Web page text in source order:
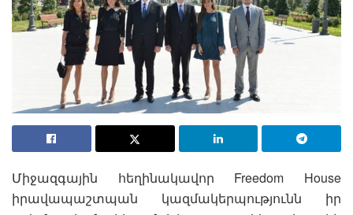
Միջազգային հեղինակավոր Freedom House
իրավապաշտպան կազմակերպությունն իր